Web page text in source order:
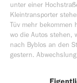
unter einer
Kleintransporter
Tüv mehr bekommen
wo die Autos stehen,
nach Byblos an den
gestern.